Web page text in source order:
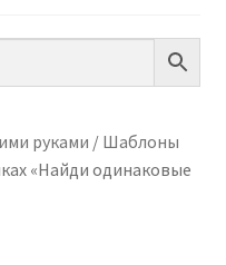
руками / Шаблоны
«Найди одинаковые